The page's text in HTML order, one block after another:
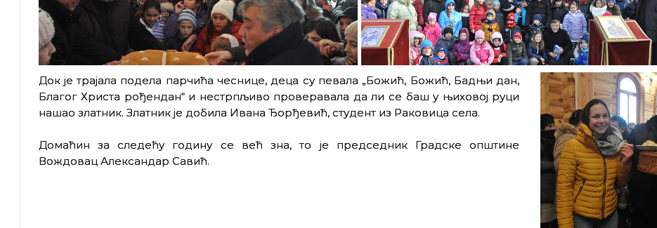
Док је трајала подела парчића чеснице, деца су певала „Божић, Божић, Бадњи дан,
Благог Христа рођендан“ и нестрпљиво проверавала да ли се баш у њиховој руци
нашао златник. Златник је добила Ивана Ђорђевић, студент из Раковица села.
Домаћин за следећу годину се већ зна, то је председник Градске општине
Вождовац Александар Савић.